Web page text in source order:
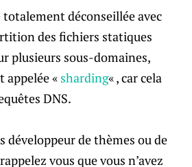
déconseillée avec
des fichiers statiques
plusieurs sous-domaines,
appelée « sharding« , car cela
DNS.
développeur de thèmes ou de
vous que vous n’avez